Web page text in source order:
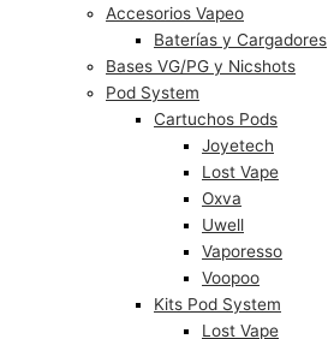
Accesorios Vapeo
Baterías y Cargadores
Bases VG/PG y Nicshots
Pod System
Cartuchos Pods
Joyetech
Lost Vape
Oxva
Uwell
Vaporesso
Voopoo
Kits Pod System
Lost Vape